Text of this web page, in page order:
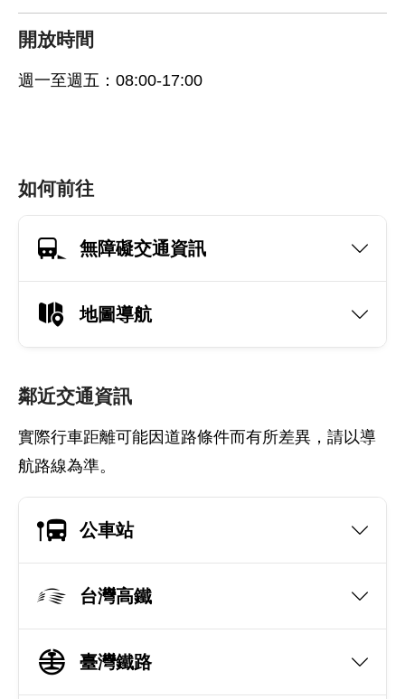
開放時間
週一至週五：08:00-17:00
如何前往
無障礙交通資訊
地圖導航
鄰近交通資訊
實際行車距離可能因道路條件而有所差異，請以導
航路線為準。
公車站
台灣高鐵
臺灣鐵路